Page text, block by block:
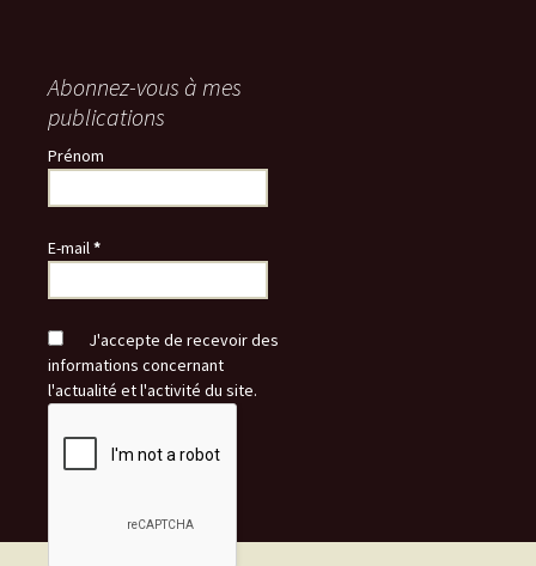
Abonnez-vous à mes
publications
Prénom
E-mail*
J'accepte de recevoir des
informations concernant
l'actualité et l'activité du site.